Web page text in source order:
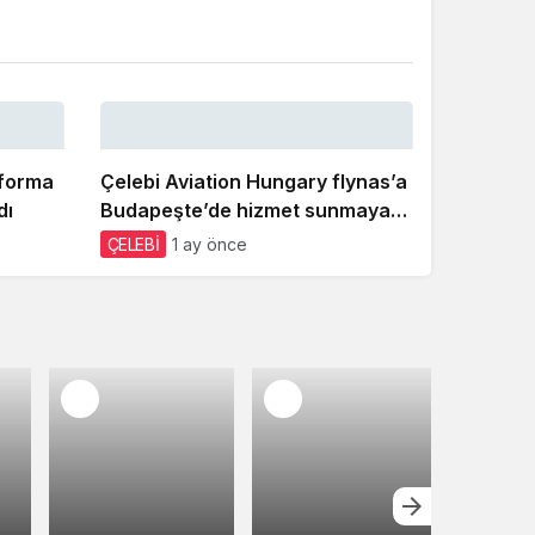
Çelebi Aviation Hungary flynas’a
Budapeşte’de hizmet sunmaya
başladı
ÇELEBİ 1 ay önce